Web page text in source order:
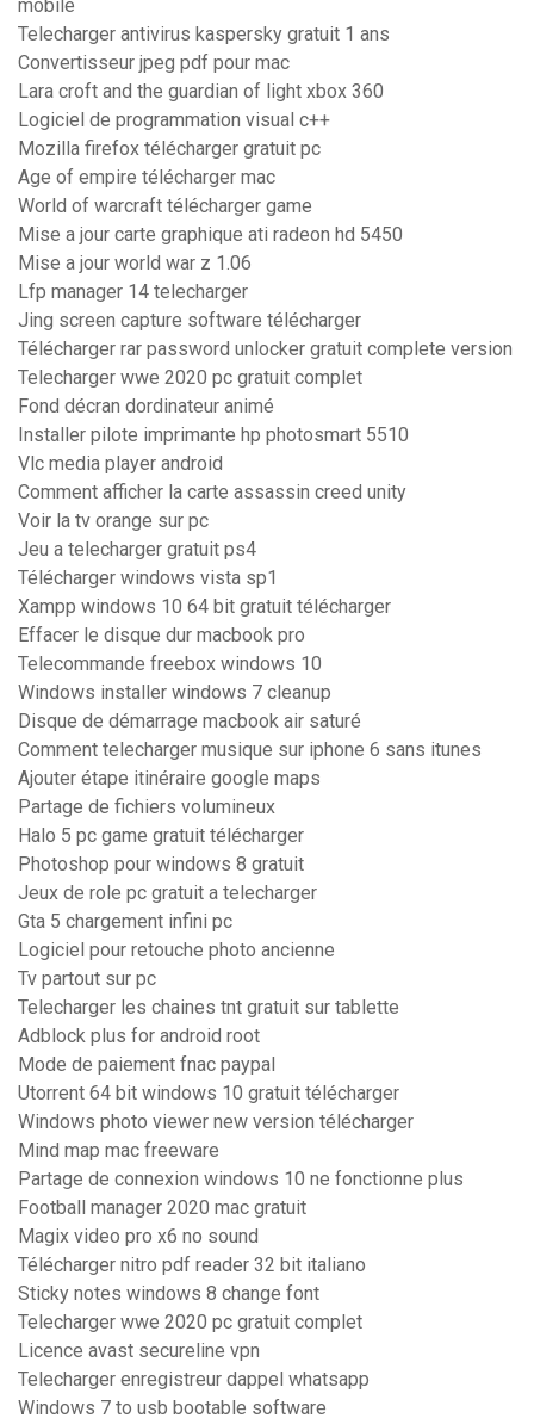
mobile
Telecharger antivirus kaspersky gratuit 1 ans
Convertisseur jpeg pdf pour mac
Lara croft and the guardian of light xbox 360
Logiciel de programmation visual c++
Mozilla firefox télécharger gratuit pc
Age of empire télécharger mac
World of warcraft télécharger game
Mise a jour carte graphique ati radeon hd 5450
Mise a jour world war z 1.06
Lfp manager 14 telecharger
Jing screen capture software télécharger
Télécharger rar password unlocker gratuit complete version
Telecharger wwe 2020 pc gratuit complet
Fond décran dordinateur animé
Installer pilote imprimante hp photosmart 5510
Vlc media player android
Comment afficher la carte assassin creed unity
Voir la tv orange sur pc
Jeu a telecharger gratuit ps4
Télécharger windows vista sp1
Xampp windows 10 64 bit gratuit télécharger
Effacer le disque dur macbook pro
Telecommande freebox windows 10
Windows installer windows 7 cleanup
Disque de démarrage macbook air saturé
Comment telecharger musique sur iphone 6 sans itunes
Ajouter étape itinéraire google maps
Partage de fichiers volumineux
Halo 5 pc game gratuit télécharger
Photoshop pour windows 8 gratuit
Jeux de role pc gratuit a telecharger
Gta 5 chargement infini pc
Logiciel pour retouche photo ancienne
Tv partout sur pc
Telecharger les chaines tnt gratuit sur tablette
Adblock plus for android root
Mode de paiement fnac paypal
Utorrent 64 bit windows 10 gratuit télécharger
Windows photo viewer new version télécharger
Mind map mac freeware
Partage de connexion windows 10 ne fonctionne plus
Football manager 2020 mac gratuit
Magix video pro x6 no sound
Télécharger nitro pdf reader 32 bit italiano
Sticky notes windows 8 change font
Telecharger wwe 2020 pc gratuit complet
Licence avast secureline vpn
Telecharger enregistreur dappel whatsapp
Windows 7 to usb bootable software